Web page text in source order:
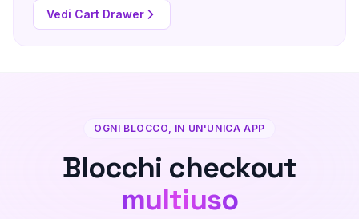
Vedi Cart Drawer
OGNI BLOCCO, IN UN'UNICA APP
Blocchi checkout
multiuso